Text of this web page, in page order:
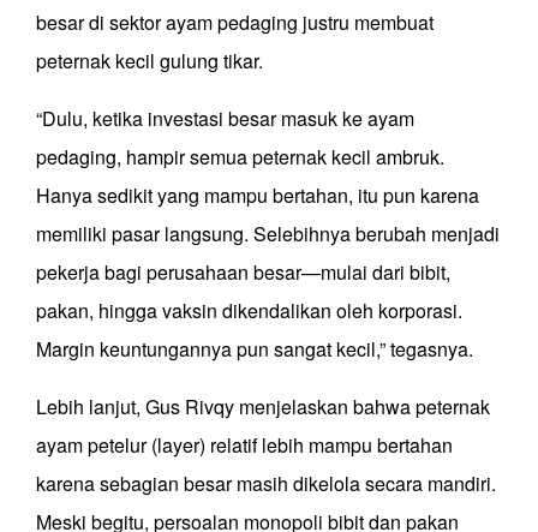
besar di sektor ayam pedaging justru membuat
peternak kecil gulung tikar.
“Dulu, ketika investasi besar masuk ke ayam
pedaging, hampir semua peternak kecil ambruk.
Hanya sedikit yang mampu bertahan, itu pun karena
memiliki pasar langsung. Selebihnya berubah menjadi
pekerja bagi perusahaan besar—mulai dari bibit,
pakan, hingga vaksin dikendalikan oleh korporasi.
Margin keuntungannya pun sangat kecil,” tegasnya.
Lebih lanjut, Gus Rivqy menjelaskan bahwa peternak
ayam petelur (layer) relatif lebih mampu bertahan
karena sebagian besar masih dikelola secara mandiri.
Meski begitu, persoalan monopoli bibit dan pakan